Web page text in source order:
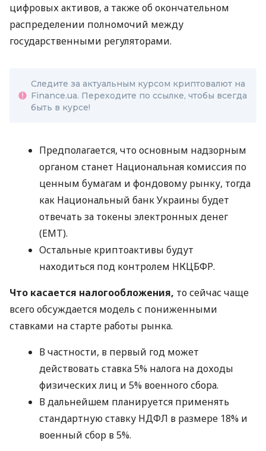
цифровых активов, а также об окончательном
распределении полномочий между
государственными регуляторами.
Следите за актуальным курсом криптовалют на
Finance.ua. Переходите по ссылке, чтобы всегда
быть в курсе!
Предполагается, что основным надзорным
органом станет Национальная комиссия по
ценным бумагам и фондовому рынку, тогда
как Национальный банк Украины будет
отвечать за токены электронных денег
(EMT).
Остальные криптоактивы будут
находиться под контролем НКЦБФР.
Что касается налогообложения, то сейчас чаще
всего обсуждается модель с пониженными
ставками на старте работы рынка.
В частности, в первый год может
действовать ставка 5% налога на доходы
физических лиц и 5% военного сбора.
В дальнейшем планируется применять
стандартную ставку НДФЛ в размере 18% и
военный сбор в 5%.